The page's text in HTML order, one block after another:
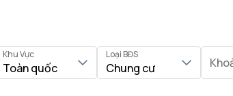
Khu Vực
Toàn quốc
Loại BĐS
Chung cư